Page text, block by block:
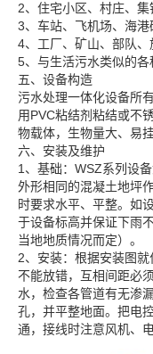
2、住宅小区、村庄、集
3、车站、飞机场、海港
4、工厂、矿山、部队、
5、与生活污水类似的各
五、设备构造
污水处理一体化设备所
用PVC粘结剂粘结或不
物载体，生物量大、易
六、安装及维护
1、基础：WSZ系列设
外形相同的混凝土地坪
时要求水平、平整。如
于设备标高并保证下雨
当地地质情况而定）。
2、安装：根据安装图
不能放错，互相间距必
水，检查各管道有无渗
孔，并平整地面。把电
通，接线时注意风机、